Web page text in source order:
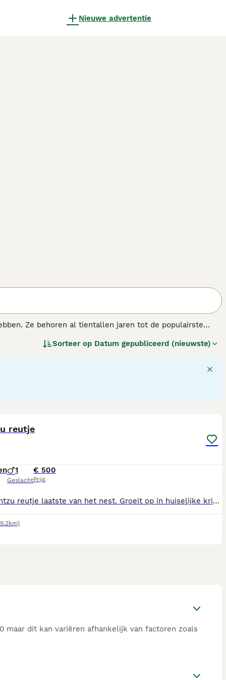
Nieuwe advertentie
Ze behoren al tientallen jaren tot de populairste
als appartementen.
Sorteer op Datum gepubliceerd (nieuwste)
reutje
1
Geslacht
€ 500
Prijs
Lief shihtzu reutje laatste van het nest. Groeit op in huiselijke kring met kinderen en andere dieren is al zo goedals zindelijk doordat huj al met mee na buiten gaat Is een vrolijke speelse pup die graag met je knuffeld mocht er een klik zijn mag hij gelijk mee
maar dit kan variëren afhankelijk van factoren zoals